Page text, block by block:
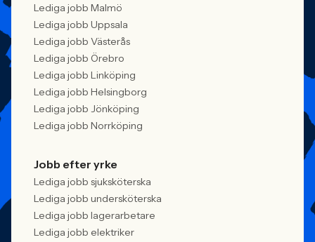
Lediga jobb Malmö
Lediga jobb Uppsala
Lediga jobb Västerås
Lediga jobb Örebro
Lediga jobb Linköping
Lediga jobb Helsingborg
Lediga jobb Jönköping
Lediga jobb Norrköping
Jobb efter yrke
Lediga jobb sjuksköterska
Lediga jobb undersköterska
Lediga jobb lagerarbetare
Lediga jobb elektriker